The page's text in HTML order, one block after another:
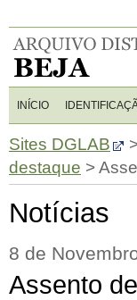
INÍCIO
Sites DGLAB
destaque >
Notícias
8 de
Assento